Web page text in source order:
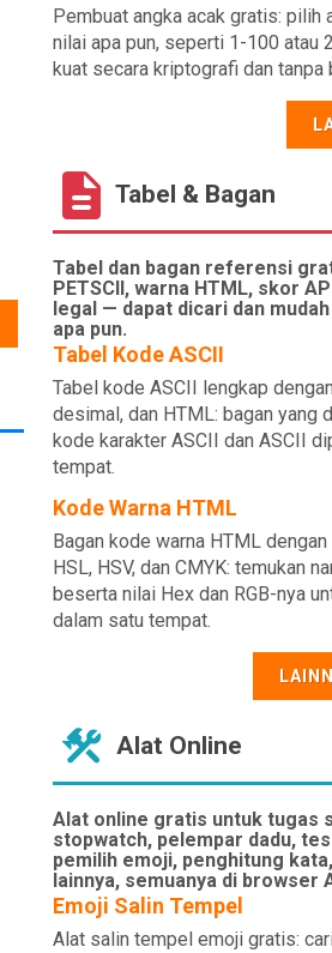
Pembuat angka acak gratis: pilih
nilai apa pun, seperti 1-100 atau
kuat secara kriptografi dan tanpa
Tabel & Bagan
Tabel dan bagan referensi
PETSCII, warna HTML, skor
legal — dapat dicari dan
apa pun.
Tabel Kode ASCII
Tabel kode ASCII lengkap
desimal, dan HTML: bagan yang
kode karakter ASCII dan ASCII
tempat.
Kode Warna HTML
Bagan kode warna HTML
HSL, HSV, dan CMYK: temukan
beserta nilai Hex dan RGB-nya
dalam satu tempat.
Alat Online
Alat online gratis untuk tugas
stopwatch, pelempar dadu,
pemilih emoji, penghitung
lainnya, semuanya di browser
Emoji Salin Tempel
Alat salin tempel emoji gratis: